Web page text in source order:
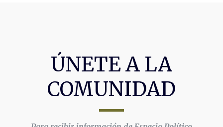
ÚNETE A LA
COMUNIDAD